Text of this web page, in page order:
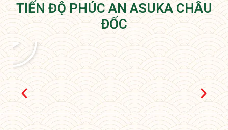
TIẾN ĐỘ PHÚC AN ASUKA CHÂU
ĐỐC